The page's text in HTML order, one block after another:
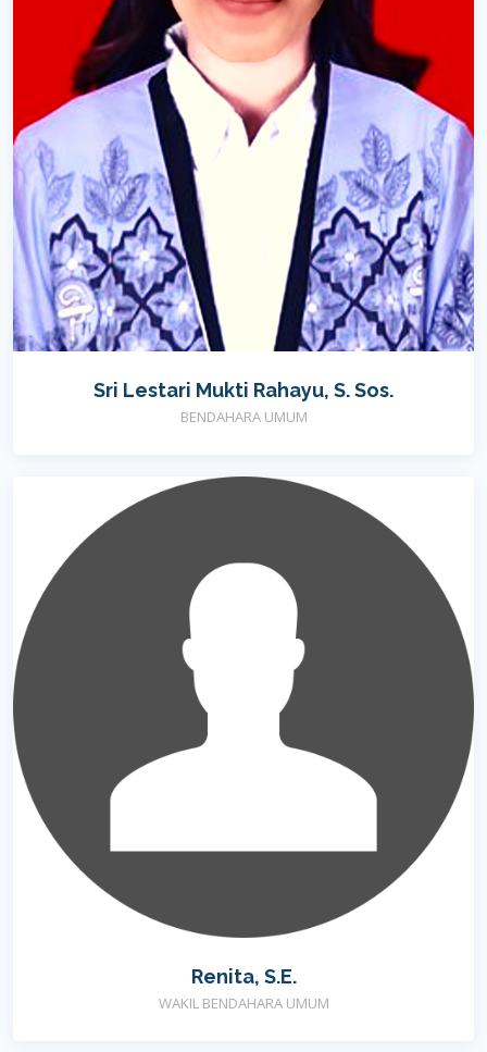
Sri Lestari Mukti Rahayu, S. Sos.
BENDAHARA UMUM
Renita, S.E.
WAKIL BENDAHARA UMUM